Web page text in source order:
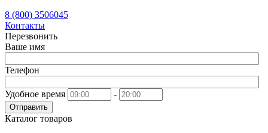
8 (800) 3506045
Контакты
Перезвонить
Ваше имя
Телефон
Удобное время -
Отправить
Каталог товаров